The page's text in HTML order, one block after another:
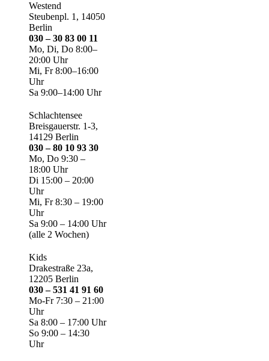
Westend
Steubenpl. 1, 14050
Berlin
030 – 30 83 00 11
Mo, Di, Do 8:00–
20:00 Uhr
Mi, Fr 8:00–16:00
Uhr
Sa 9:00–14:00 Uhr
Schlachtensee
Breisgauerstr. 1-3,
14129 Berlin
030 – 80 10 93 30
Mo, Do 9:30 –
18:00 Uhr
Di 15:00 – 20:00
Uhr
Mi, Fr 8:30 – 19:00
Uhr
Sa 9:00 – 14:00 Uhr
(alle 2 Wochen)
Kids
Drakestraße 23a,
12205 Berlin
030 – 531 41 91 60
Mo-Fr 7:30 – 21:00
Uhr
Sa 8:00 – 17:00 Uhr
So 9:00 – 14:30
Uhr